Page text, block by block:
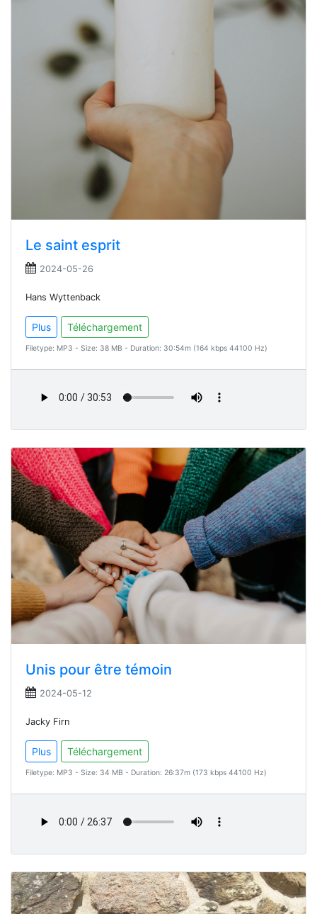
Le saint esprit
2024-05-26
Hans Wyttenback
Plus Téléchargement
Filetype: MP3 - Size: 38 MB - Duration: 30:54m (164 kbps 44100 Hz)
Unis pour être témoin
2024-05-12
Jacky Firn
Plus Téléchargement
Filetype: MP3 - Size: 34 MB - Duration: 26:37m (173 kbps 44100 Hz)